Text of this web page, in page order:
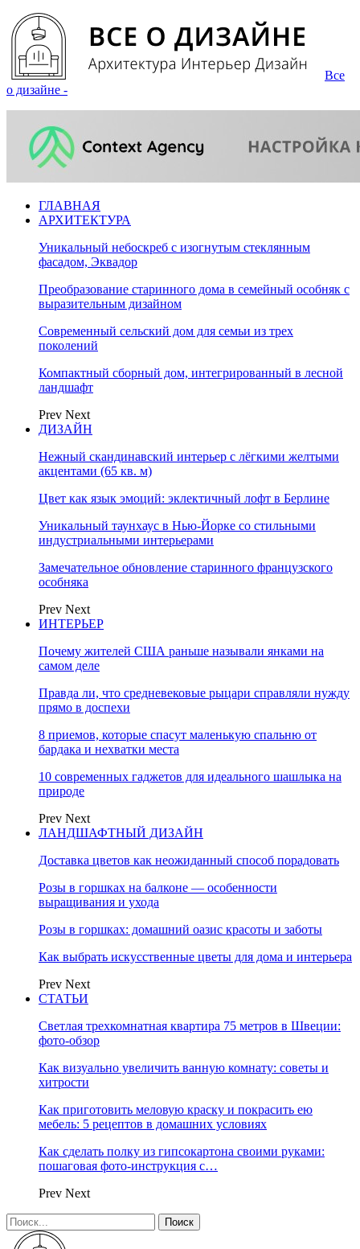
Все
о дизайне -
ГЛАВНАЯ
АРХИТЕКТУРА
Уникальный небоскреб с изогнутым стеклянным
фасадом, Эквадор
Преобразование старинного дома в семейный особняк с
выразительным дизайном
Современный сельский дом для семьи из трех
поколений
Компактный сборный дом, интегрированный в лесной
ландшафт
Prev Next
ДИЗАЙН
Нежный скандинавский интерьер с лёгкими желтыми
акцентами (65 кв. м)
Цвет как язык эмоций: эклектичный лофт в Берлине
Уникальный таунхаус в Нью-Йорке со стильными
индустриальными интерьерами
Замечательное обновление старинного французского
особняка
Prev Next
ИНТЕРЬЕР
Почему жителей США раньше называли янками на
самом деле
Правда ли, что средневековые рыцари справляли нужду
прямо в доспехи
8 приемов, которые спасут маленькую спальню от
бардака и нехватки места
10 современных гаджетов для идеального шашлыка на
природе
Prev Next
ЛАНДШАФТНЫЙ ДИЗАЙН
Доставка цветов как неожиданный способ порадовать
Розы в горшках на балконе — особенности
выращивания и ухода
Розы в горшках: домашний оазис красоты и заботы
Как выбрать искусственные цветы для дома и интерьера
Prev Next
СТАТЬИ
Светлая трехкомнатная квартира 75 метров в Швеции:
фото-обзор
Как визуально увеличить ванную комнату: советы и
хитрости
Как приготовить меловую краску и покрасить ею
мебель: 5 рецептов в домашних условиях
Как сделать полку из гипсокартона своими руками:
пошаговая фото-инструкция с…
Prev Next